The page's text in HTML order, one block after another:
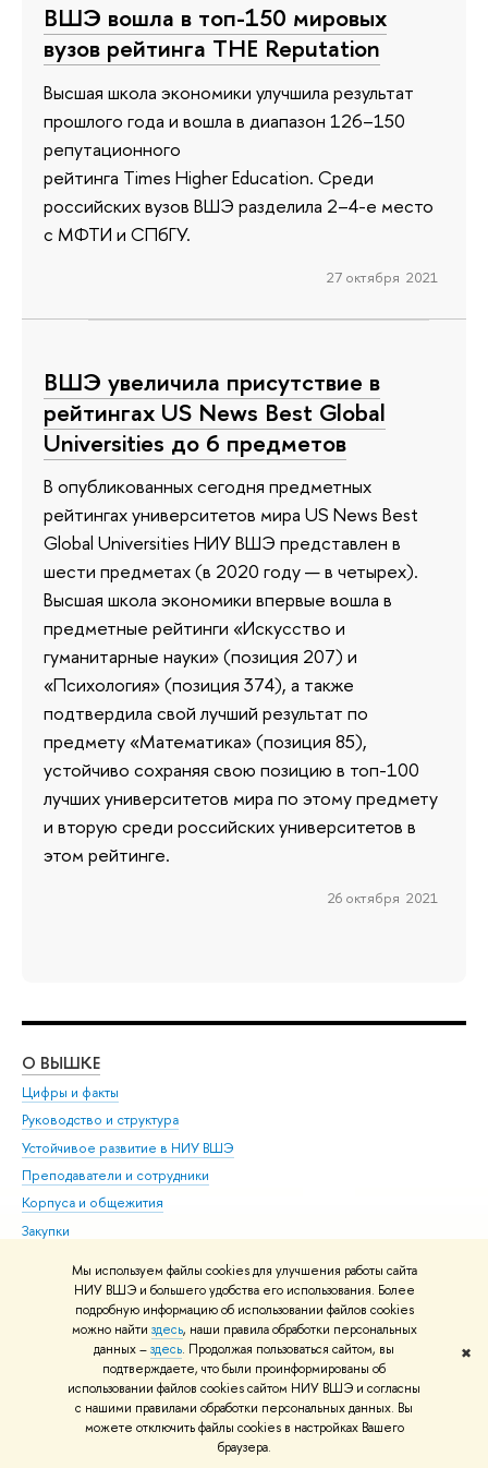
Мы используем файлы cookies для улучшения работы сайта
НИУ ВШЭ и большего удобства его использования. Более
подробную информацию об использовании файлов cookies
можно найти здесь, наши правила обработки персональных
данных –здесь. Продолжая пользоваться сайтом, вы
подтверждаете, что были проинформированы об
использовании файлов cookies сайтом НИУ ВШЭ и согласны
с нашими правилами обработки персональных данных. Вы
можете отключить файлы cookies в настройках Вашего
браузера.
✖
ВШЭ вошла в топ-150 мировых
вузов рейтинга THE Reputation
Высшая школа экономики улучшила результат
прошлого года и вошла в диапазон 126–150
репутационного
рейтинга Times Higher Education. Среди
российских вузов ВШЭ разделила 2–4-е место
с МФТИ и СПбГУ.
27 октября 2021
ВШЭ увеличила присутствие в
рейтингах US News Best Global
Universities до 6 предметов
В опубликованных сегодня предметных
рейтингах университетов мира US News Best
Global Universities НИУ ВШЭ представлен в
шести предметах (в 2020 году — в четырех).
Высшая школа экономики впервые вошла в
предметные рейтинги «Искусство и
гуманитарные науки» (позиция 207) и
«Психология» (позиция 374), а также
подтвердила свой лучший результат по
предмету «Математика» (позиция 85),
устойчиво сохраняя свою позицию в топ-100
лучших университетов мира по этому предмету
и вторую среди российских университетов в
этом рейтинге.
26 октября 2021
О ВЫШКЕ
Цифры и факты
Руководство и структура
Устойчивое развитие в НИУ ВШЭ
Преподаватели и сотрудники
Корпуса и общежития
Закупки
Фонд целевого капитала
Противодействие коррупции
Сведения о доходах, расходах, об имуществе и
обязательствах имущественного характера
Сведения об образовательной организации
Людям с ограниченными возможностями здоровья